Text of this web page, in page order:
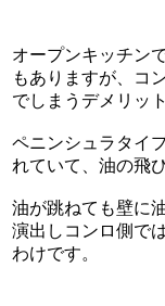
オープンキッチン
もありますが、コ
でしまうデメリッ
ペニンシュラタイ
れていて、油の飛
油が跳ねても壁に
演出しコンロ側で
わけです。